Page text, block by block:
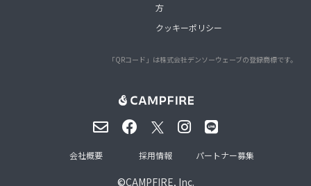
方
クッキーポリシー
「QRコード」は株式会社デンソーウェーブの登録商標です。
©CAMPFIRE, Inc.
会社概要 採用情報 パートナー募集